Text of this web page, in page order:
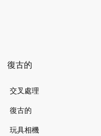
復古的
交叉處理
復古的
玩具相機